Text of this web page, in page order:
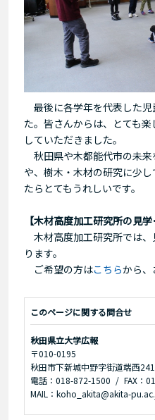
最後に各学年を代表した
た。皆さんからは、とても
していただきました。
秋田県や木都能代市の未
や、樹木・木材の研究に少
たらとてもうれしいです。
【木材高度加工研究所の見学
木材高度加工研究所では
ります。
ご希望の方はこちらから
このページに関する問合せ
秋田県立大学広報
〒010-0195
秋田市下新城中野字街道端西
電話：018-872-1500
FAX：
MAIL：koho_akita@akita-